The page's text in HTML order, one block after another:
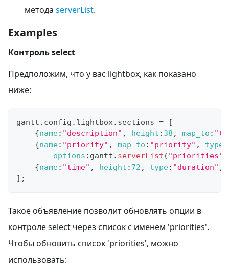
метода serverList.
Examples
Контроль select
Предположим, что у вас lightbox, как показано
ниже:
gantt . config . lightbox. sections =
[
{name: "description" , height : 38 , map_to :
{name: "priority" , map_to : "priority" , type
options : gantt . serverList ( "priorities"
{name: "time" , height : 72 , type: "duration" ,
] ;
Такое объявление позволит обновлять опции в
контроле select через список с именем 'priorities'.
Чтобы обновить список 'priorities', можно
использовать: